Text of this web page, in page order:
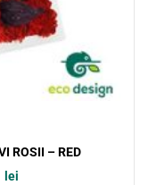
ROSII – RED
lei